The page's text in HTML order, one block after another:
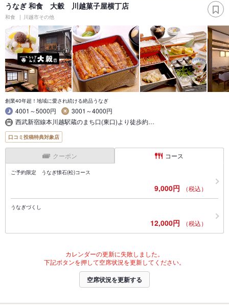
うなぎ 和食 大穀 川越菓子屋横丁店
和食 川越市その他
創業40年超！地域に愛され続ける絶品うなぎ
4001～5000円
3001～4000円
西武新宿線本川越駅蔵のまち口(東口)より徒歩約…
口コミ投稿特典対象店
クーポン コース
ご予約限定 うなぎ懐石(松)コース
9,000円 （税込）
うなぎづくし
12,000円 （税込）
カレンダーの更新に失敗しました。
下記ボタンを押して空席状況を更新してください。
空席状況を更新する